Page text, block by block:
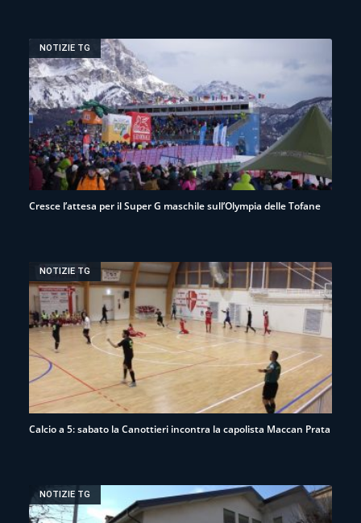
NOTIZIE TG
Cresce l’attesa per il Super G maschile sull’Olympia delle Tofane
NOTIZIE TG
Calcio a 5: sabato la Canottieri incontra la capolista Maccan Prata
NOTIZIE TG